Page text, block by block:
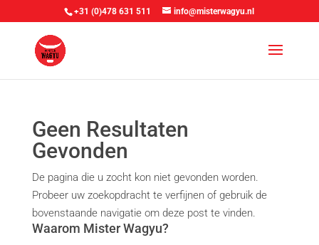
+31 (0)478 631 511 info@misterwagyu.nl
Geen Resultaten
Gevonden
De pagina die u zocht kon niet gevonden worden.
Probeer uw zoekopdracht te verfijnen of gebruik de
bovenstaande navigatie om deze post te vinden.
Waarom Mister Wagyu?